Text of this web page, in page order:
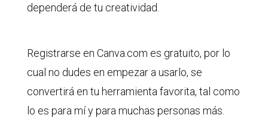
dependerá de tu creatividad.
Registrarse en Canva.com es gratuito, por lo
cual no dudes en empezar a usarlo, se
convertirá en tu herramienta favorita, tal como
lo es para mí y para muchas personas más.